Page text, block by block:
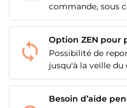
commande, sous
Option ZEN pour
Possibilité de
jusqu'à la veille du
Besoin d’aide